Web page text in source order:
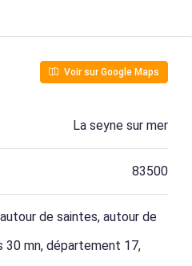
Voir sur Google Maps
La seyne sur mer
83500
de saintes, autour de
30 mn, département 17,